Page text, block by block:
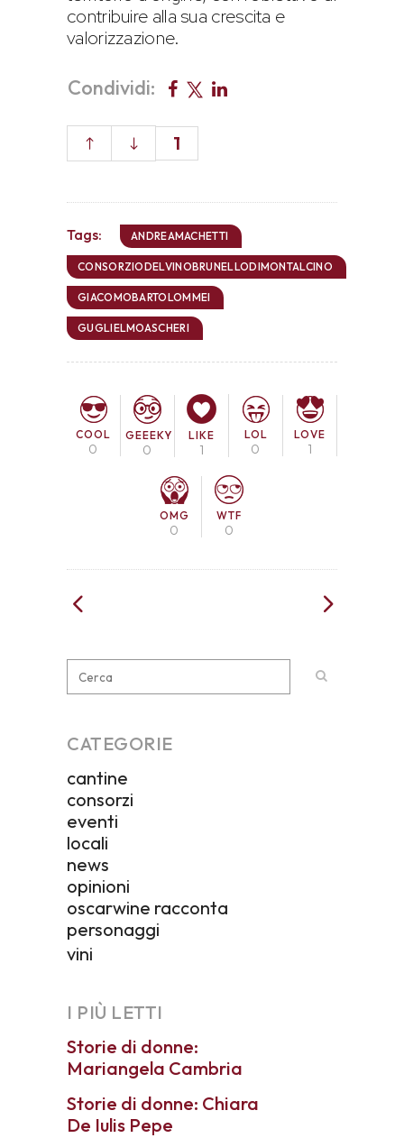
contribuire alla sua crescita e
valorizzazione.
Condividi:
1
Tags: ANDREAMACHETTI
CONSORZIODELVINOBRUNELLODIMONTALCINO
GIACOMOBARTOLOMMEI
GUGLIELMOASCHERI
COOL
0
GEEEKY
0
LIKE
1
LOL
0
LOVE
1
OMG
0
WTF
0
CATEGORIE
cantine
consorzi
eventi
locali
news
opinioni
oscarwine racconta
personaggi
vini
I PIÙ LETTI
Storie di donne:
Mariangela Cambria
Storie di donne: Chiara
De Iulis Pepe